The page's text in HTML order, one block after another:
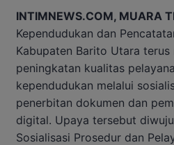
INTIMNEWS.COM, MUARA
Kependudukan dan
Kabupaten Barito Utara terus
peningkatan kualitas
kependudukan melalui
penerbitan dokumen dan
digital. Upaya tersebut
Sosialisasi Prosedur dan